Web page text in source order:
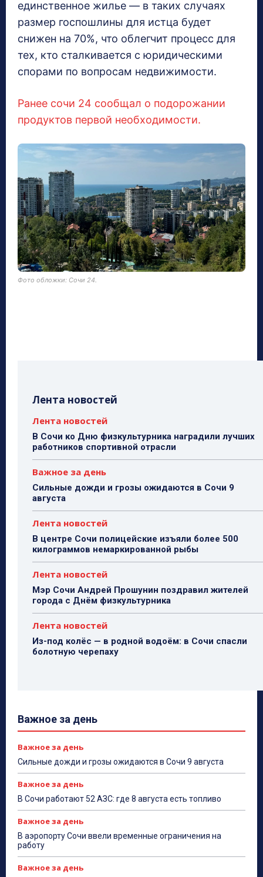
единственное жилье — в таких случаях
размер госпошлины для истца будет
снижен на 70%, что облегчит процесс для
тех, кто сталкивается с юридическими
спорами по вопросам недвижимости.
Ранее сочи 24 сообщал о подорожании
продуктов первой необходимости.
Фото обложки: Сочи 24.
Лента новостей
Лента новостей
В Сочи ко Дню физкультурника наградили лучших
работников спортивной отрасли
Важное за день
Сильные дожди и грозы ожидаются в Сочи 9
августа
Лента новостей
В центре Сочи полицейские изъяли более 500
килограммов немаркированной рыбы
Лента новостей
Мэр Сочи Андрей Прошунин поздравил жителей
города с Днём физкультурника
Лента новостей
Из-под колёс — в родной водоём: в Сочи спасли
болотную черепаху
Важное за день
Важное за день
Сильные дожди и грозы ожидаются в Сочи 9 августа
Важное за день
В Сочи работают 52 АЗС: где 8 августа есть топливо
Важное за день
В аэропорту Сочи ввели временные ограничения на
работу
Важное за день